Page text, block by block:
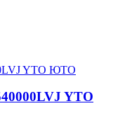
YTO